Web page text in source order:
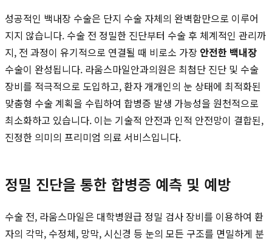
성공적인 백내장 수술은 단지 수술 자체의 완벽함만으로 이루어
지지 않습니다. 수술 전 정밀한 진단부터 수술 후 체계적인 관리까
지, 전 과정이 유기적으로 연결될 때 비로소 가장 안전한 백내장
수술이 완성됩니다. 라움스마일안과의원은 최첨단 진단 및 수술
장비를 적극적으로 도입하고, 환자 개개인의 눈 상태에 최적화된
맞춤형 수술 계획을 수립하여 합병증 발생 가능성을 원천적으로
최소화하고 있습니다. 이는 기술적 안전과 인적 안전망이 결합된,
진정한 의미의 프리미엄 의료 서비스입니다.
정밀 진단을 통한 합병증 예측 및 예방
수술 전, 라움스마일은 대학병원급 정밀 검사 장비를 이용하여 환
자의 각막, 수정체, 망막, 시신경 등 눈의 모든 구조를 면밀하게 분